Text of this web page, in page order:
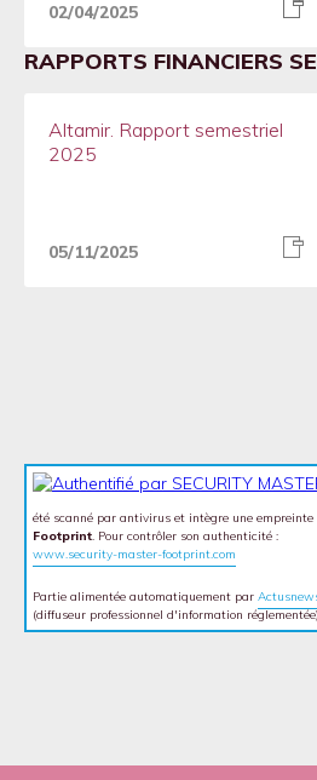
02/04/2025
RAPPORTS FINANCIERS
Altamir. Rapport semestriel
2025
05/11/2025
été scanné par antivirus et intègre une empreinte
Footprint. Pour contrôler son authenticité :
www.security-master-footprint.com
Partie alimentée automatiquement par
(diffuseur professionnel d'information